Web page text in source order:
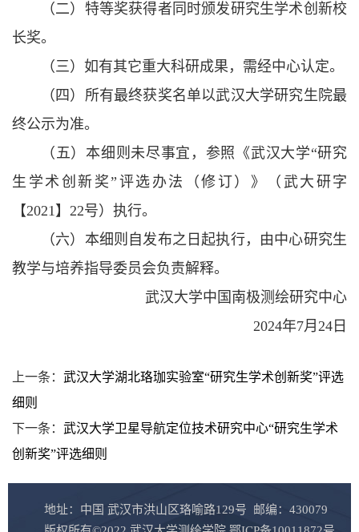
（二）特等奖获得者同时颁发研究生学术创新校
长奖。
（三）如有其它重大科研成果，需经中心认定。
（四）所有最终获奖名单以武汉大学研究生院最
终公示为准。
（五）本细则未尽事宜，参照《武汉大学“研究
生学术创新奖”评选办法（修订）》（武大研字
【2021】22号）执行。
（六）本细则自发布之日起执行，由中心研究生
教学与培养指导委员会负责解释。
武汉大学中国南极测绘研究中心
2024年7月24日
上一条： 武汉大学湖北珞珈实验室“研究生学术创新奖”评选
细则
下一条： 武汉大学卫星导航定位技术研究中心“研究生学术
创新奖”评选细则
地址：中国 武汉市洪山区珞喻路129号 邮编：430079